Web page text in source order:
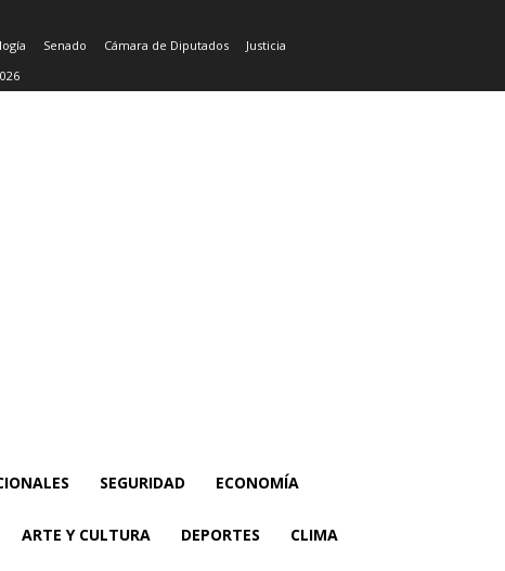
Senado Cámara de Diputados
Justicia
SEGURIDAD ECONOMÍA
ARTE Y CULTURA DEPORTES CLIMA